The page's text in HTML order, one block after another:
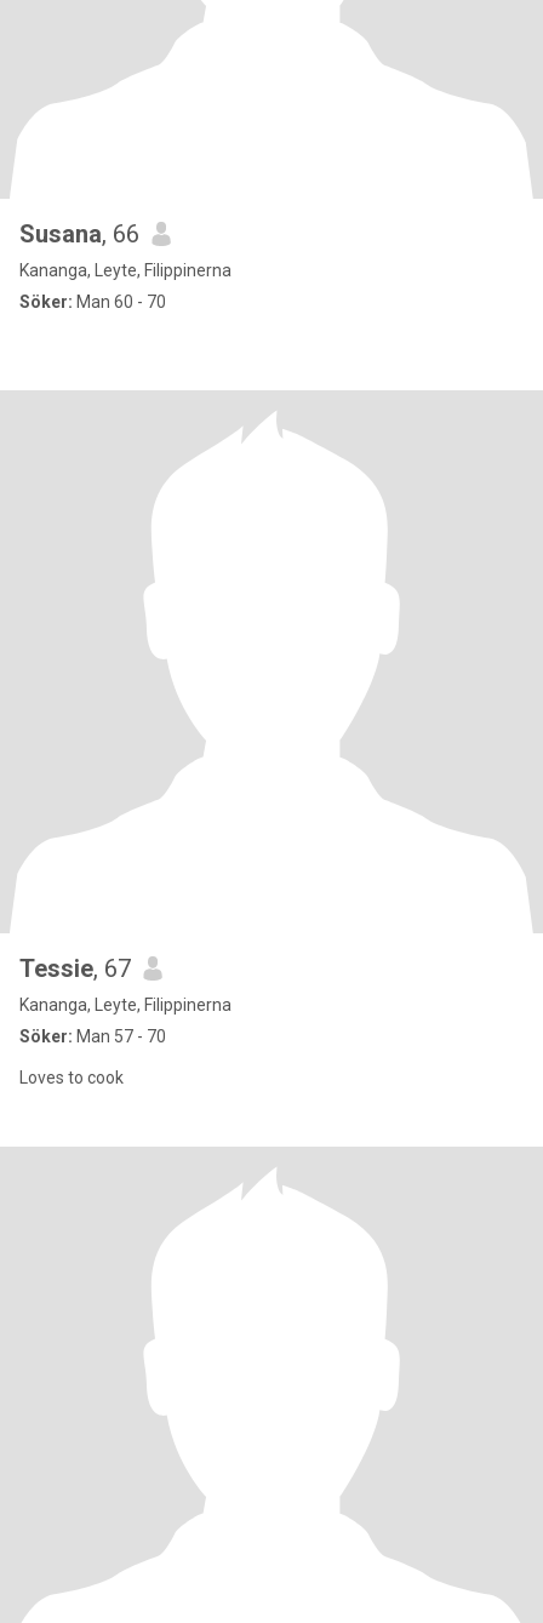
Susana, 66
Kananga, Leyte, Filippinerna
Söker: Man 60 - 70
Tessie, 67
Kananga, Leyte, Filippinerna
Söker: Man 57 - 70
Loves to cook